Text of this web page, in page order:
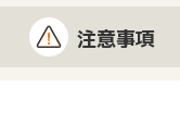
注意事項